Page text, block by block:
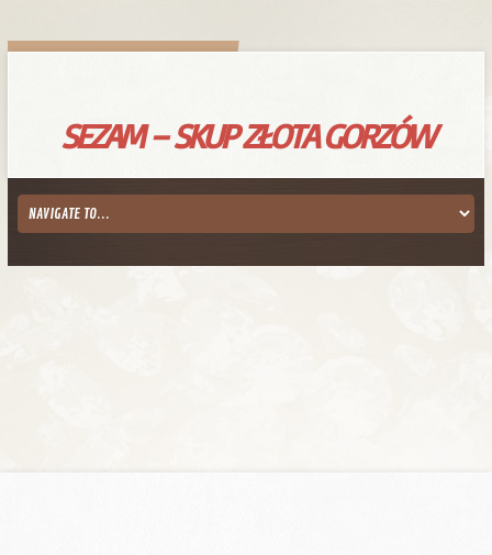
SEZAM – SKUP ZŁOTA GORZÓW